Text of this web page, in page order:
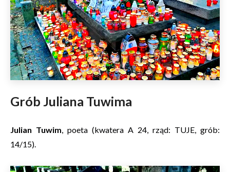
Grób Juliana Tuwima
Julian Tuwim, poeta (kwatera A 24, rząd: TUJE, grób:
14/15).